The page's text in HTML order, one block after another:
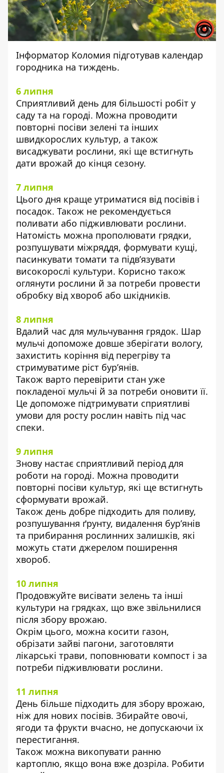
Інформатор Коломия підготував календар
городника на тиждень.
6 липня
Сприятливий день для більшості робіт у
саду та на городі. Можна проводити
повторні посіви зелені та інших
швидкорослих культур, а також
висаджувати рослини, які ще встигнуть
дати врожай до кінця сезону.
7 липня
Цього дня краще утриматися від посівів і
посадок. Також не рекомендується
поливати або підживлювати рослини.
Натомість можна прополювати грядки,
розпушувати міжряддя, формувати кущі,
пасинкувати томати та підв’язувати
високорослі культури. Корисно також
оглянути рослини й за потреби провести
обробку від хвороб або шкідників.
8 липня
Вдалий час для мульчування грядок. Шар
мульчі допоможе довше зберігати вологу,
захистить коріння від перегріву та
стримуватиме ріст бур’янів.
Також варто перевірити стан уже
покладеної мульчі й за потреби оновити її.
Це допоможе підтримувати сприятливі
умови для росту рослин навіть під час
спеки.
9 липня
Знову настає сприятливий період для
роботи на городі. Можна проводити
повторні посіви культур, які ще встигнуть
сформувати врожай.
Також день добре підходить для поливу,
розпушування ґрунту, видалення бур’янів
та прибирання рослинних залишків, які
можуть стати джерелом поширення
хвороб.
10 липня
Продовжуйте висівати зелень та інші
культури на грядках, що вже звільнилися
після збору врожаю.
Окрім цього, можна косити газон,
обрізати зайві пагони, заготовляти
лікарські трави, поповнювати компост і за
потреби підживлювати рослини.
11 липня
День більше підходить для збору врожаю,
ніж для нових посівів. Збирайте овочі,
ягоди та фрукти вчасно, не допускаючи їх
перестигання.
Також можна викопувати ранню
картоплю, якщо вона вже дозріла. Робити